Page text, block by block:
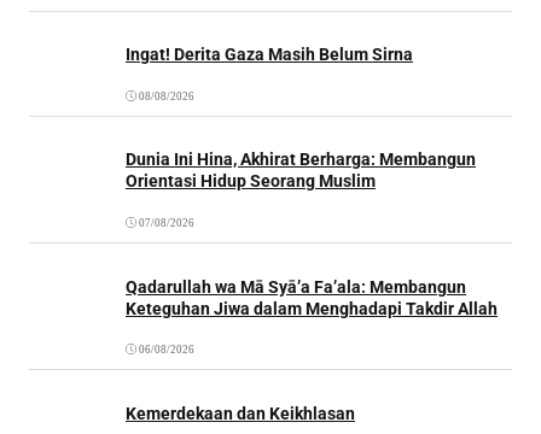
Ingat! Derita Gaza Masih Belum Sirna
08/08/2026
Dunia Ini Hina, Akhirat Berharga: Membangun
Orientasi Hidup Seorang Muslim
07/08/2026
Qadarullah wa Mā Syā’a Fa’ala: Membangun
Keteguhan Jiwa dalam Menghadapi Takdir Allah
06/08/2026
Kemerdekaan dan Keikhlasan